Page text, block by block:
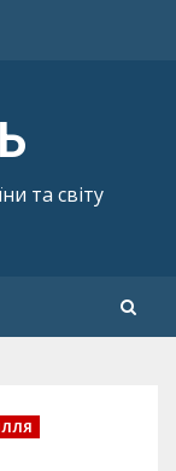
та світу